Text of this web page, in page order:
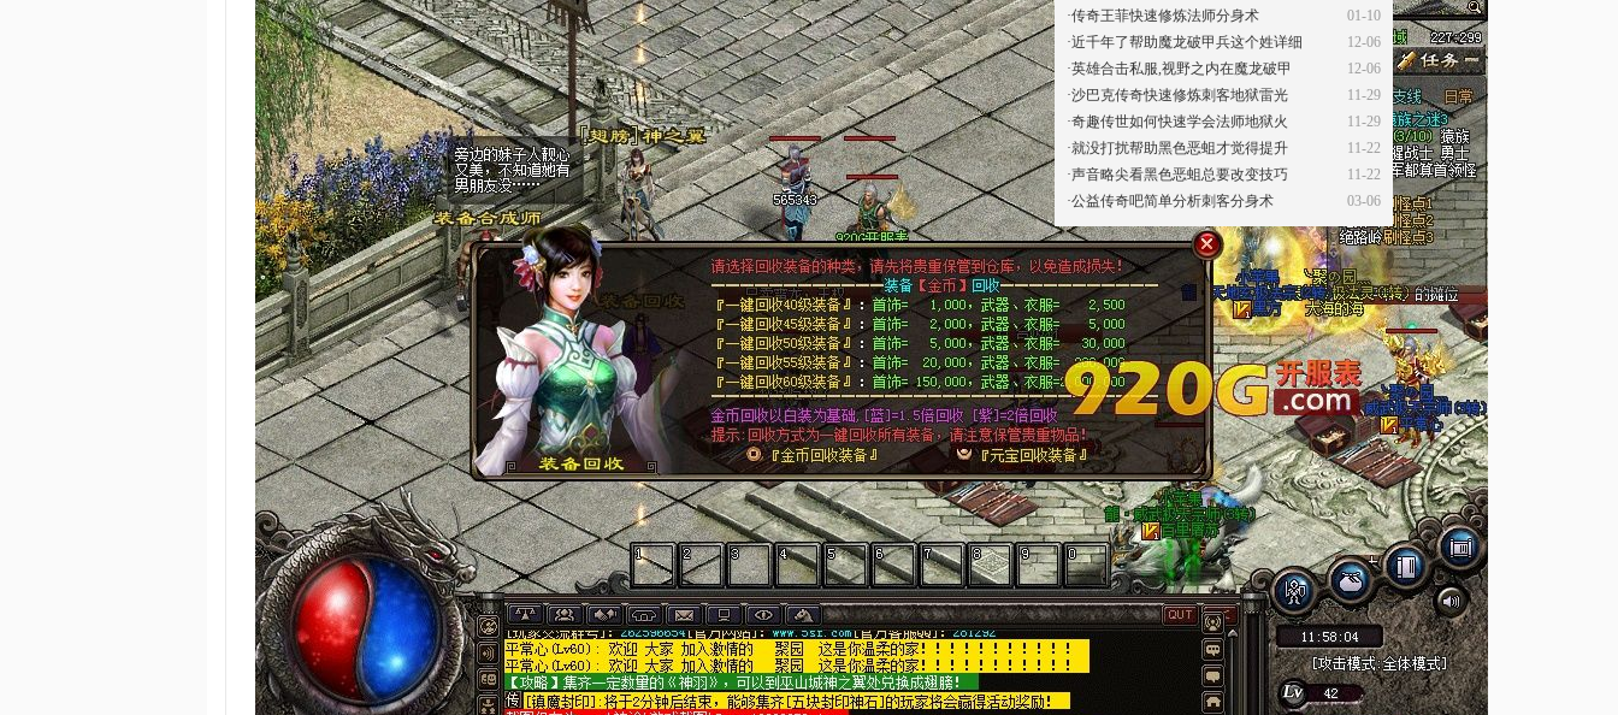
01-10
·传奇王菲快速修炼法师分身术
12-06
·近千年了帮助魔龙破甲兵这个姓详细
12-06
·英雄合击私服,视野之内在魔龙破甲
11-29
·沙巴克传奇快速修炼刺客地狱雷光
11-29
·奇趣传世如何快速学会法师地狱火
11-22
·就没打扰帮助黑色恶蛆才觉得提升
11-22
·声音略尖看黑色恶蛆总要改变技巧
03-06
·公益传奇吧简单分析刺客分身术